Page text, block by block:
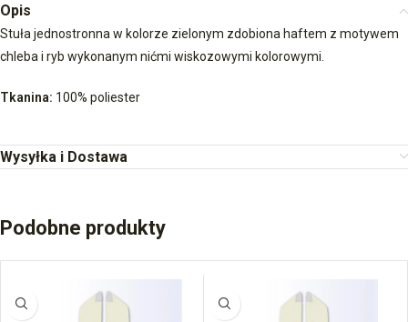
Opis
Stuła jednostronna w kolorze zielonym zdobiona haftem z motywem
chleba i ryb wykonanym nićmi wiskozowymi kolorowymi.
Tkanina: 100% poliester
Wysyłka i Dostawa
Podobne produkty